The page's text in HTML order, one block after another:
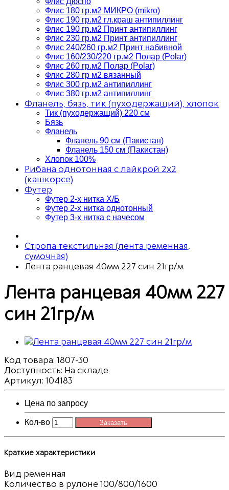
Флис 180 гр.м2 МИКРО (mikro)
Флис 190 гр.м2 гл.краш антипиллинг
Флис 190 гр.м2 Принт антипиллинг
Флис 230 гр.м2 Принт антипиллинг
Флис 240/260 гр.м2 Принт набивной
Флис 160/230/220 гр.м2 Полар (Polar)
Флис 260 гр.м2 Полар (Polar)
Флис 280 гр м2 вязанный
Флис 300 гр.м2 антипиллинг
Флис 380 гр.м2 антипиллинг
Фланель, бязь, тик (пуходержащий), хлопок
Тик (пуходержащий) 220 см
Бязь
Фланель
Фланель 90 см (Пакистан)
Фланель 150 см (Пакистан)
Хлопок 100%
Рибана однотонная с лайкрой 2х2
(кашкорсе)
Футер
Футер 2-х нитка Х/Б
Футер 2-х нитка однотонный
Футер 3-х нитка с начесом
Стропа текстильная (лента ременная,
сумочная)
Лента ранцевая 40мм 227 син 21гр/м
Лента ранцевая 40мм 227
син 21гр/м
Код товара: 1807-30
Доступность: На складе
Артикул: 104183
Цена по запросу
Кол-во Заказать
Краткие характеристики
Вид ременная
Количество в рулоне 100/800/1600